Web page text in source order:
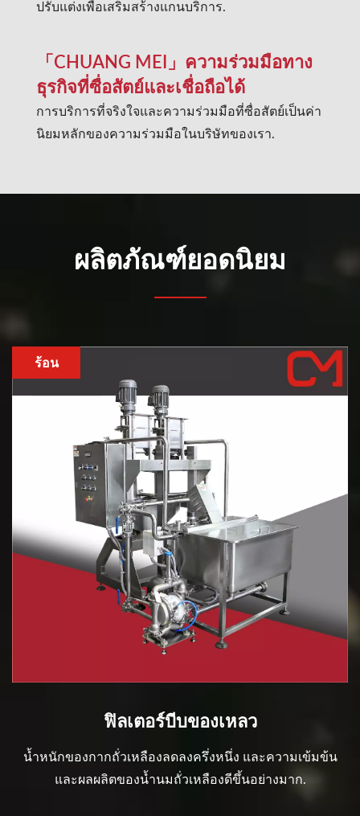
ปรับแต่งเพื่อเสริมสร้างแกนบริการ.
「CHUANG MEI」ความร่วมมือทาง
ธุรกิจที่ซื่อสัตย์และเชื่อถือได้
การบริการที่จริงใจและความร่วมมือที่ซื่อสัตย์เป็นค่า
นิยมหลักของความร่วมมือในบริษัทของเรา.
ผลิตภัณฑ์ยอดนิยม
ร้อน
ฟิลเตอร์บีบของเหลว
น้ำหนักของกากถั่วเหลืองลดลงครึ่งหนึ่ง และความเข้มข้น
และผลผลิตของน้ำนมถั่วเหลืองดีขึ้นอย่างมาก.